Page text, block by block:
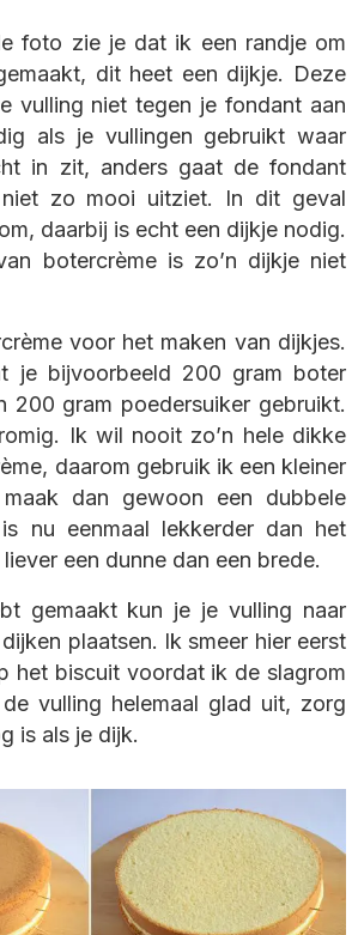
foto zie je dat ik een randje om
dit heet een dijkje. Deze
vulling niet tegen je fondant aan
als je vullingen gebruikt waar
in zit, anders gaat de fondant
zo mooi uitziet. In dit geval
daarbij is echt een dijkje nodig.
botercrème is zo’n dijkje niet
voor het maken van dijkjes.
je bijvoorbeeld 200 gram boter
200 gram poedersuiker gebruikt.
Ik wil nooit zo’n hele dikke
daarom gebruik ik een kleiner
dan gewoon een dubbele
nu eenmaal lekkerder dan het
een dunne dan een brede.
gemaakt kun je je vulling naar
plaatsen. Ik smeer hier eerst
het biscuit voordat ik de slagrom
vulling helemaal glad uit, zorg
is als je dijk.